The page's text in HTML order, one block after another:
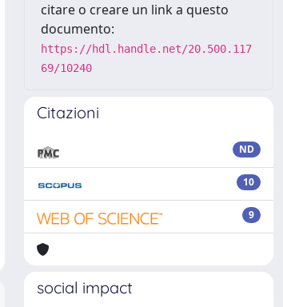
citare o creare un link a questo
documento:
https://hdl.handle.net/20.500.117
69/10240
Citazioni
ND
10
9
social impact